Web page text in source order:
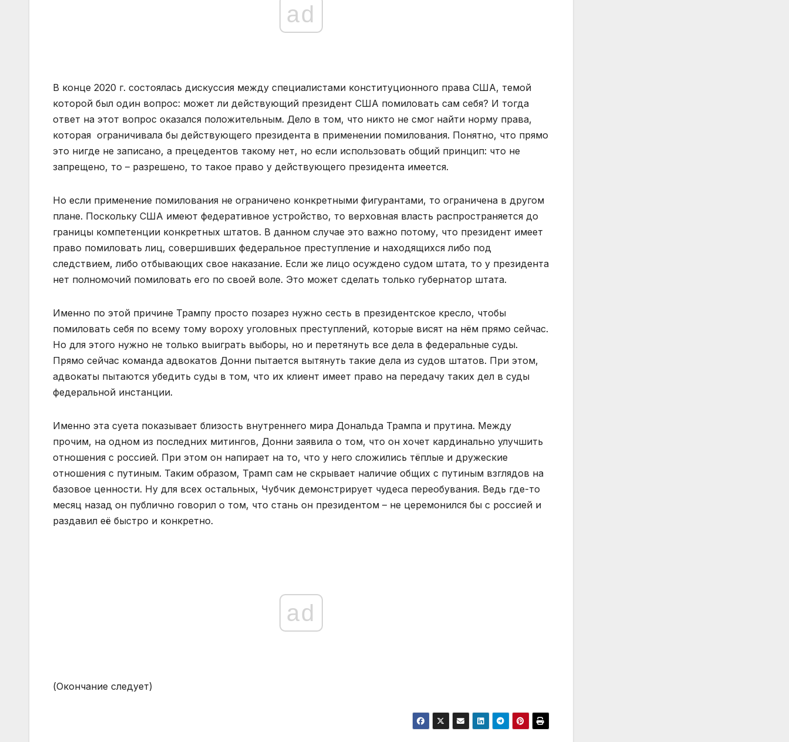
ad
В конце 2020 г. состоялась дискуссия между специалистами конституционного права США, темой
которой был один вопрос: может ли действующий президент США помиловать сам себя? И тогда
ответ на этот вопрос оказался положительным. Дело в том, что никто не смог найти норму права,
которая ограничивала бы действующего президента в применении помилования. Понятно, что прямо
это нигде не записано, а прецедентов такому нет, но если использовать общий принцип: что не
запрещено, то – разрешено, то такое право у действующего президента имеется.
Но если применение помилования не ограничено конкретными фигурантами, то ограничена в другом
плане. Поскольку США имеют федеративное устройство, то верховная власть распространяется до
границы компетенции конкретных штатов. В данном случае это важно потому, что президент имеет
право помиловать лиц, совершивших федеральное преступление и находящихся либо под
следствием, либо отбывающих свое наказание. Если же лицо осуждено судом штата, то у президента
нет полномочий помиловать его по своей воле. Это может сделать только губернатор штата.
Именно по этой причине Трампу просто позарез нужно сесть в президентское кресло, чтобы
помиловать себя по всему тому вороху уголовных преступлений, которые висят на нём прямо сейчас.
Но для этого нужно не только выиграть выборы, но и перетянуть все дела в федеральные суды.
Прямо сейчас команда адвокатов Донни пытается вытянуть такие дела из судов штатов. При этом,
адвокаты пытаются убедить суды в том, что их клиент имеет право на передачу таких дел в суды
федеральной инстанции.
Именно эта суета показывает близость внутреннего мира Дональда Трампа и прутина. Между
прочим, на одном из последних митингов, Донни заявила о том, что он хочет кардинально улучшить
отношения с россией. При этом он напирает на то, что у него сложились тёплые и дружеские
отношения с путиным. Таким образом, Трамп сам не скрывает наличие общих с путиным взглядов на
базовое ценности. Ну для всех остальных, Чубчик демонстрирует чудеса переобувания. Ведь где-то
месяц назад он публично говорил о том, что стань он президентом – не церемонился бы с россией и
раздавил её быстро и конкретно.
ad
(Окончание следует)